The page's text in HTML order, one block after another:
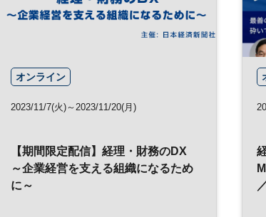
オンライン
2023/11/7(火)～2023/11/20(月)
【期間限定配信】経理・財務のDX
～企業経営を支える組織になるため
に～